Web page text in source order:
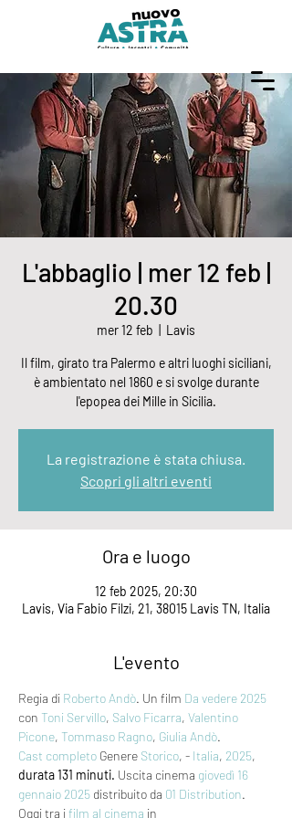
L'abbaglio | mer 12 feb |
20.30
mer 12 feb Lavis
Il film, girato tra Palermo e altri luoghi siciliani,
è ambientato nel 1860 e si svolge durante
l'epopea dei Mille in Sicilia.
La registrazione è stata chiusa.
Scopri gli altri eventi
Ora e luogo
12 feb 2025, 20:30
Lavis, Via Fabio Filzi, 21, 38015 Lavis TN, Italia
L'evento
Regia di Roberto Andò. Un film Da vedere 2025
con Toni Servillo, Salvo Ficarra, Valentino
Picone, Tommaso Ragno, Giulia Andò.
Cast completo Genere Storico, - Italia, 2025,
durata 131 minuti. Uscita cinema giovedì 16
gennaio 2025 distribuito da 01 Distribution.
Oggi tra i film al cinema in